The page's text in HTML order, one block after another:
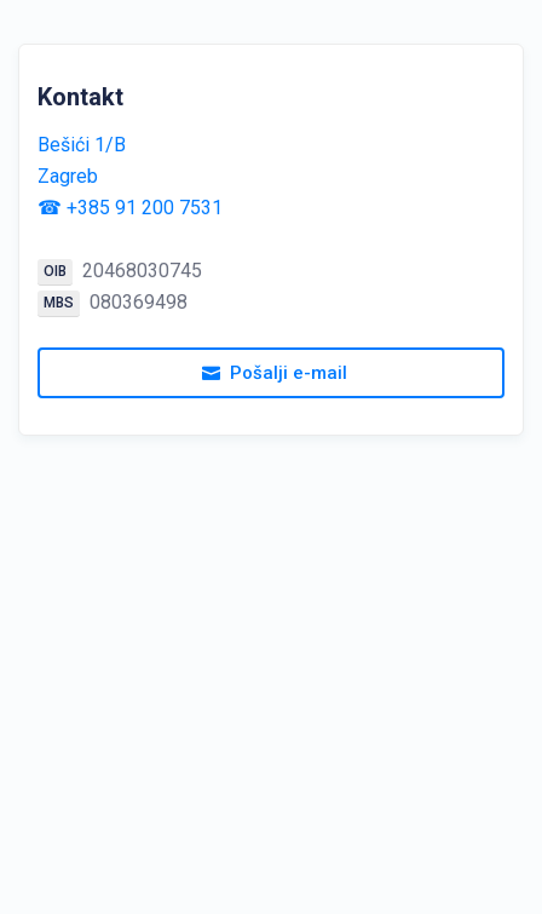
Kontakt
Bešići 1/B
Zagreb
☎ +385 91 200 7531
OIB 20468030745
MBS 080369498
Pošalji e-mail